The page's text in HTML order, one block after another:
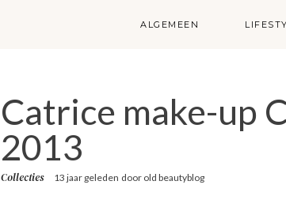
ALGEMEEN
Catrice make-up
2013
Collecties 13 jaar geleden door old beautyblog